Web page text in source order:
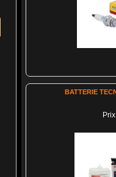
BATTERIE